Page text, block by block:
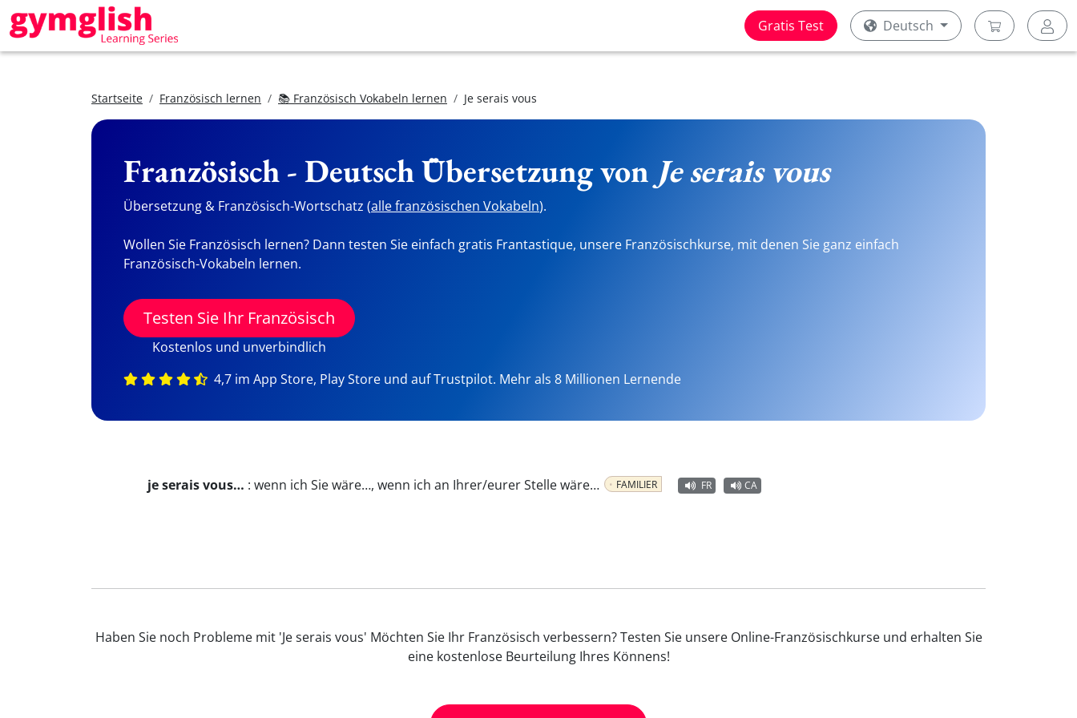
Gratis Test Deutsch
Startseite Französisch lernen 📚 Französisch Vokabeln lernen Je serais vous
Französisch - Deutsch Übersetzung von Je serais vous
Übersetzung & Französisch-Wortschatz (alle französischen Vokabeln).
Wollen Sie Französisch lernen? Dann testen Sie einfach gratis Frantastique, unsere Französischkurse, mit denen Sie ganz einfach
Französisch-Vokabeln lernen.
Testen Sie Ihr Französisch
Kostenlos und unverbindlich
4,7 im App Store, Play Store und auf Trustpilot. Mehr als 8 Millionen Lernende
je serais vous… : wenn ich Sie wäre…, wenn ich an Ihrer/eurer Stelle wäre… FAMILIER FR CA
Haben Sie noch Probleme mit 'Je serais vous' Möchten Sie Ihr Französisch verbessern? Testen Sie unsere Online-Französischkurse und erhalten Sie
eine kostenlose Beurteilung Ihres Könnens!